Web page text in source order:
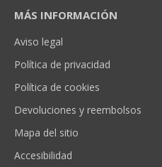
MÁS INFORMACIÓN
Aviso legal
Política de privacidad
Política de cookies
Devoluciones y reembolsos
Mapa del sitio
Accesibilidad